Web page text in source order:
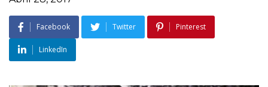
Facebook Twitter Pinterest
LinkedIn